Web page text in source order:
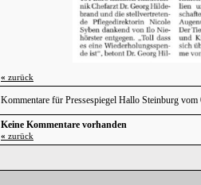
« zurück
Kommentare für Pressespiegel Hallo Steinburg vom
Keine Kommentare vorhanden
« zurück